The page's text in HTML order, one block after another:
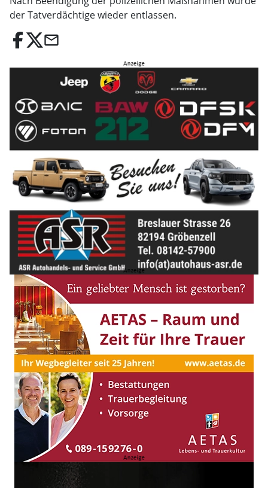
der Tatverdächtige wieder entlassen.
email